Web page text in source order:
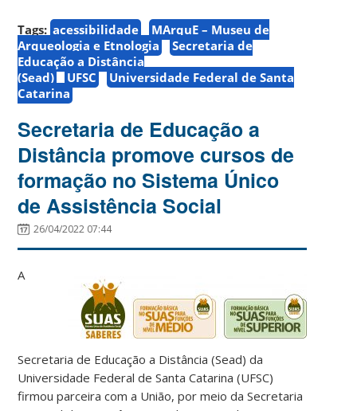
Tags: acessibilidade
MArquE – Museu de
Arqueologia e Etnologia
Secretaria de
Educação a Distância
(Sead)
UFSC
Universidade Federal de Santa
Catarina
Secretaria de Educação a
Distância promove cursos de
formação no Sistema Único
de Assistência Social
26/04/2022 07:44
A
Secretaria de Educação a Distância (Sead) da
Universidade Federal de Santa Catarina (UFSC)
firmou parceira com a União, por meio da Secretaria